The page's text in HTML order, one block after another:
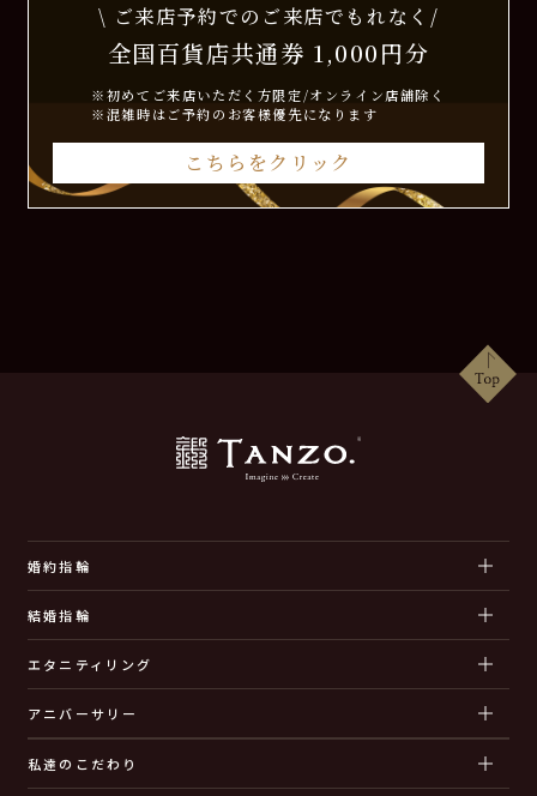
\ ご来店予約でのご来店でもれなく/
全国百貨店共通券 1,000円分
※初めてご来店いただく方限定/オンライン店舗除く
※混雑時はご予約のお客様優先になります
こちらをクリック
婚約指輪
結婚指輪
エタニティリング
アニバーサリー
私達のこだわり